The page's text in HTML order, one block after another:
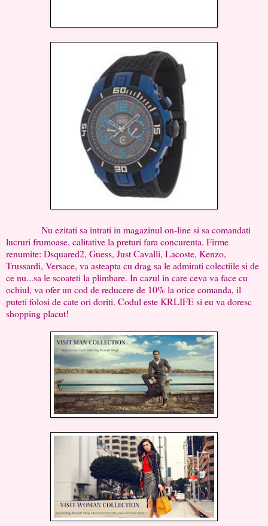
Nu ezitati sa intrati in magazinul on-line si sa comandati
lucruri frumoase, calitative la preturi fara concurenta. Firme
renumite: Dsquared2, Guess, Just Cavalli, Lacoste, Kenzo,
Trussardi, Versace, va asteapta cu drag sa le admirati colectiile si de
ce nu...sa le scoateti la plimbare. In cazul in care ceva va face cu
ochiul, va ofer un cod de reducere de 10% la orice comanda, il
puteti folosi de cate ori doriti. Codul este KRLIFE si eu va doresc
shopping placut!